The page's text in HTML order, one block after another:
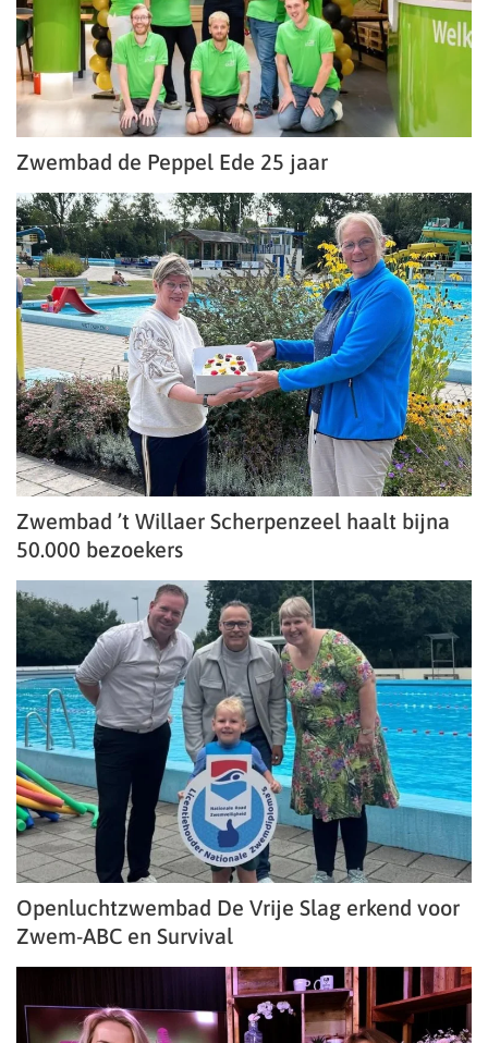
Zwembad de Peppel Ede 25 jaar
Zwembad ’t Willaer Scherpenzeel haalt bijna
50.000 bezoekers
Openluchtzwembad De Vrije Slag erkend voor
Zwem-ABC en Survival